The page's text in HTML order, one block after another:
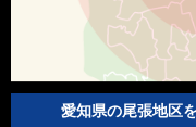
愛知県の尾張地区